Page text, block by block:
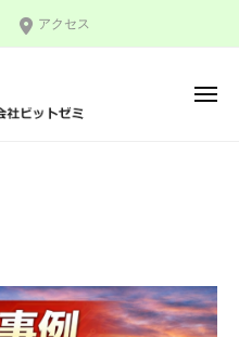
アクセス
メ